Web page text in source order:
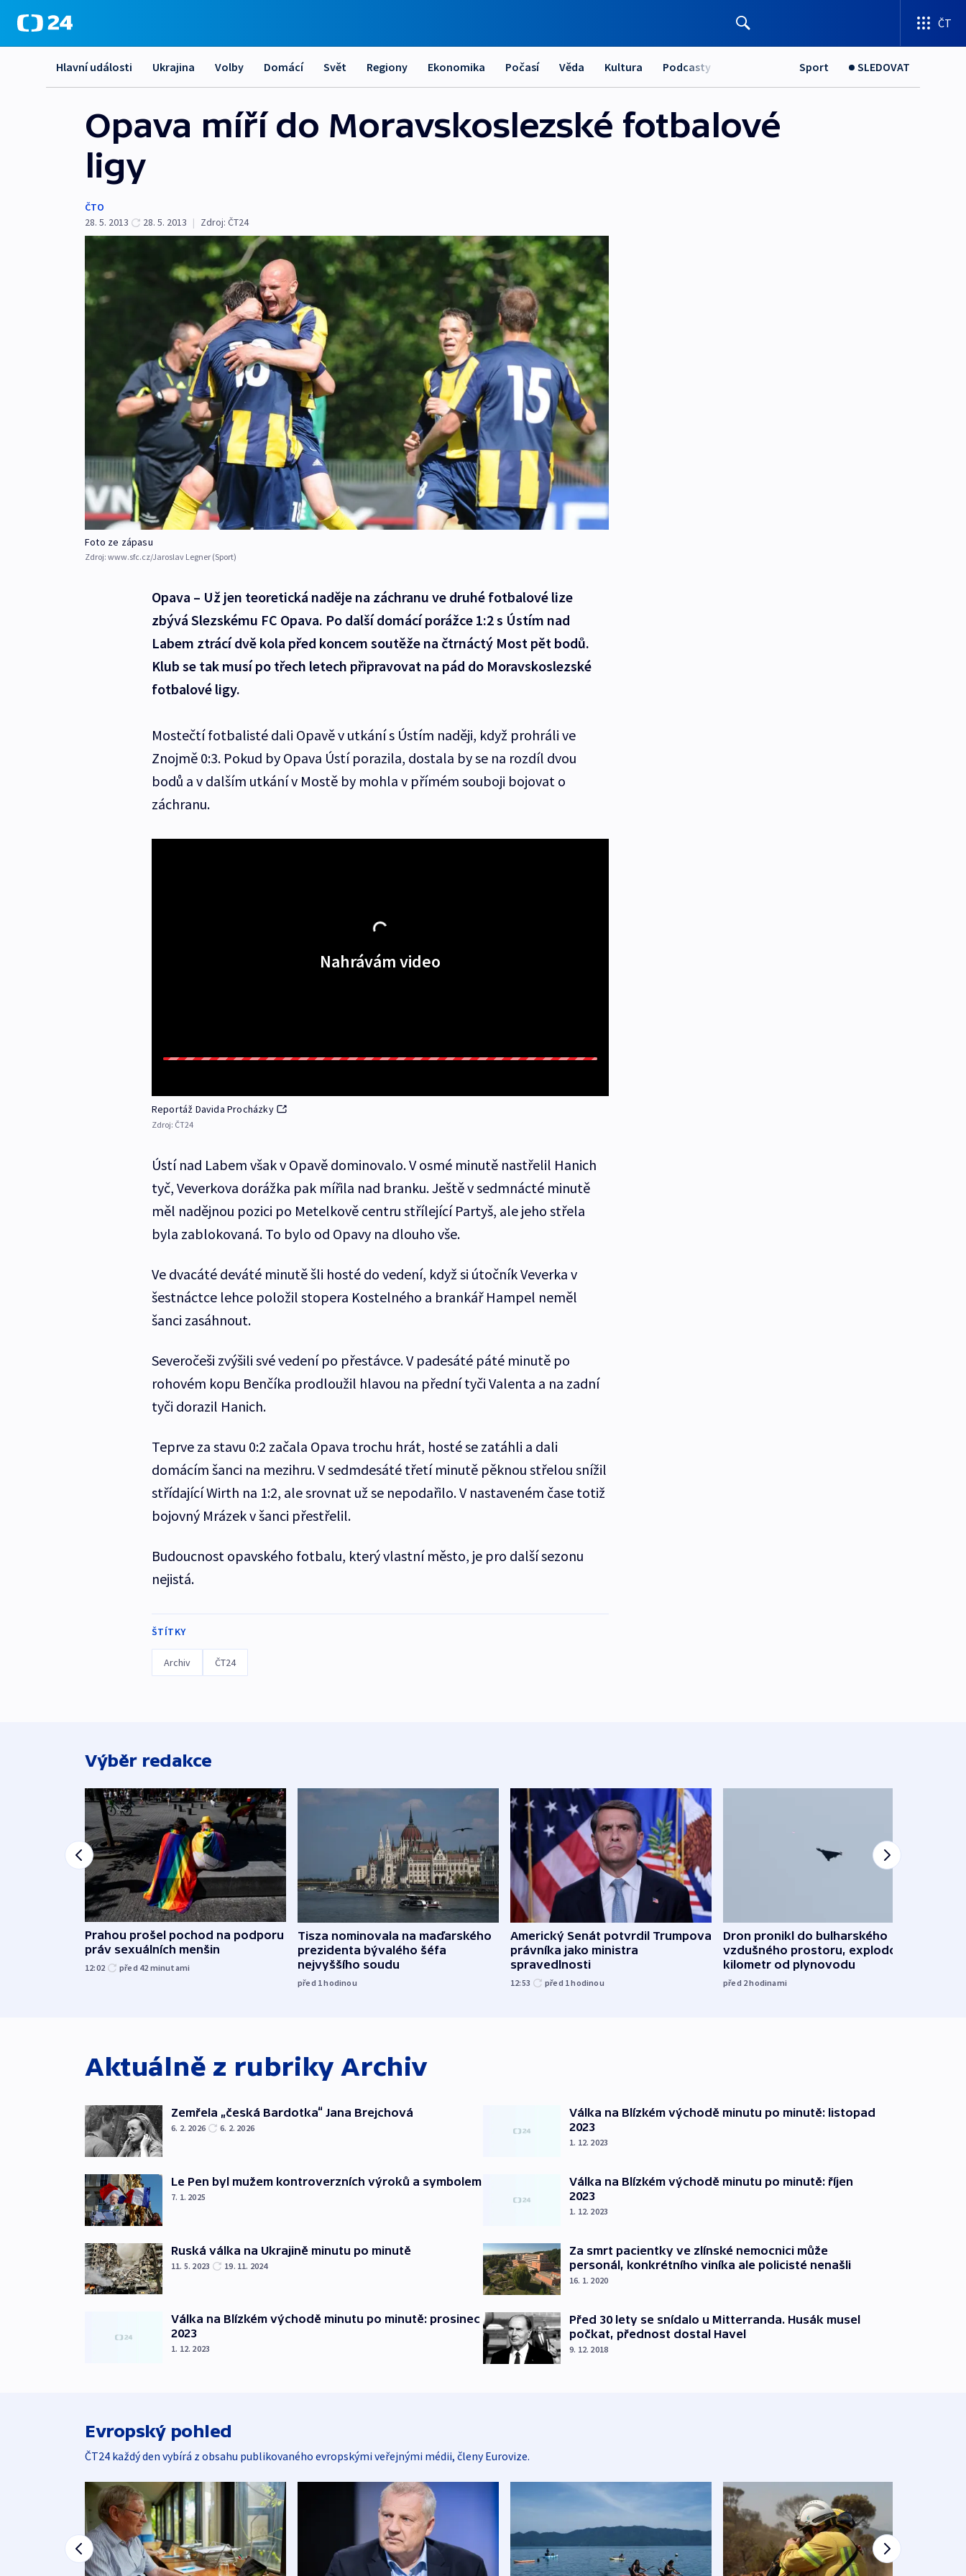
ČT
Hlavní události Ukrajina Volby Domácí Svět Regiony Ekonomika Počasí Věda Kultura Podcasty Sport SLEDOVAT
Opava míří do Moravskoslezské fotbalové
ligy
ČTO
28. 5. 2013
28. 5. 2013 | Zdroj: ČT24
Foto ze zápasu
Zdroj: www.sfc.cz/Jaroslav Legner (Sport)
Opava – Už jen teoretická naděje na záchranu ve druhé fotbalové lize
zbývá Slezskému FC Opava. Po další domácí porážce 1:2 s Ústím nad
Labem ztrácí dvě kola před koncem soutěže na čtrnáctý Most pět bodů.
Klub se tak musí po třech letech připravovat na pád do Moravskoslezské
fotbalové ligy.
Mostečtí fotbalisté dali Opavě v utkání s Ústím naději, když prohráli ve
Znojmě 0:3. Pokud by Opava Ústí porazila, dostala by se na rozdíl dvou
bodů a v dalším utkání v Mostě by mohla v přímém souboji bojovat o
záchranu.
Nahrávám video
Reportáž Davida Procházky
Zdroj: ČT24
Ústí nad Labem však v Opavě dominovalo. V osmé minutě nastřelil Hanich
tyč, Veverkova dorážka pak mířila nad branku. Ještě v sedmnácté minutě
měl nadějnou pozici po Metelkově centru střílející Partyš, ale jeho střela
byla zablokovaná. To bylo od Opavy na dlouho vše.
Ve dvacáté deváté minutě šli hosté do vedení, když si útočník Veverka v
šestnáctce lehce položil stopera Kostelného a brankář Hampel neměl
šanci zasáhnout.
Severočeši zvýšili své vedení po přestávce. V padesáté páté minutě po
rohovém kopu Benčíka prodloužil hlavou na přední tyči Valenta a na zadní
tyči dorazil Hanich.
Teprve za stavu 0:2 začala Opava trochu hrát, hosté se zatáhli a dali
domácím šanci na mezihru. V sedmdesáté třetí minutě pěknou střelou snížil
střídající Wirth na 1:2, ale srovnat už se nepodařilo. V nastaveném čase totiž
bojovný Mrázek v šanci přestřelil.
Budoucnost opavského fotbalu, který vlastní město, je pro další sezonu
nejistá.
ŠTÍTKY
Archiv ČT24
Výběr redakce
Prahou prošel pochod na podporu
práv sexuálních menšin
12:02 před 42 minutami
Tisza nominovala na maďarského
prezidenta bývalého šéfa
nejvyššího soudu
před 1hodinou
Americký Senát potvrdil Trumpova
právníka jako ministra
spravedlnosti
12:53 před 1hodinou
Dron pronikl do bulharského
vzdušného prostoru, explodoval
kilometr od plynovodu
před 2hodinami
Aktuálně z rubriky Archiv
Zemřela „česká Bardotka“ Jana Brejchová
6. 2. 2026 6. 2. 2026
Le Pen byl mužem kontroverzních výroků a symbolem
7. 1. 2025
Ruská válka na Ukrajině minutu po minutě
11. 5. 2023 19. 11. 2024
Válka na Blízkém východě minutu po minutě: prosinec
2023
1. 12. 2023
Válka na Blízkém východě minutu po minutě: listopad
2023
1. 12. 2023
Válka na Blízkém východě minutu po minutě: říjen
2023
1. 12. 2023
Za smrt pacientky ve zlínské nemocnici může
personál, konkrétního viníka ale policisté nenašli
16. 1. 2020
Před 30 lety se snídalo u Mitterranda. Husák musel
počkat, přednost dostal Havel
9. 12. 2018
Evropský pohled
ČT24 každý den vybírá z obsahu publikovaného evropskými veřejnými médii, členy Eurovize.